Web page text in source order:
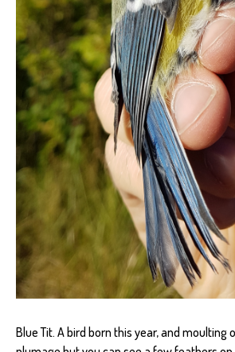
Blue Tit. A bird born this year, and moulting